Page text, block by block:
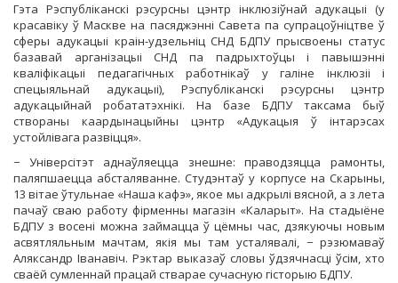
Гэта Рэспубліканскі рэсурсны цэнтр інклюзіўнай адукацыі (у
красавіку ў Маскве на пасяджэнні Савета па супрацоўніцтве ў
сферы адукацыі краін-удзельніц СНД БДПУ прысвоены статус
базавай арганізацыі СНД па падрыхтоўцы і павышэнні
кваліфікацыі педагагічных работнікаў у галіне інклюзіі і
спецыяльнай адукацыі), Рэспубліканскі рэсурсны цэнтр
адукацыйнай робататэхнікі. На базе БДПУ таксама быў
створаны каардынацыйны цэнтр «Адукацыя ў інтарэсах
устойлівага развіцця».
− Універсітэт аднаўляецца знешне: праводзяцца рамонты,
паляпшаецца абсталяванне. Студэнтаў у корпусе на Скарыны,
13 вітае ўтульнае «Наша кафэ», якое мы адкрылі вясной, а з лета
пачаў сваю работу фірменны магазін «Каларыт». На стадыёне
БДПУ з восені можна займацца ў цёмны час, дзякуючы новым
асвятляльным мачтам, якія мы там усталявалі, − рэзюмаваў
Аляксандр Іванавіч. Рэктар выказаў словы ўдзячнасці ўсім, хто
сваёй сумленнай працай стварае сучасную гісторыю БДПУ.